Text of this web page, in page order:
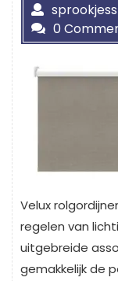
0
Velux
regelen van
uitgebreide
gemakkelijk de